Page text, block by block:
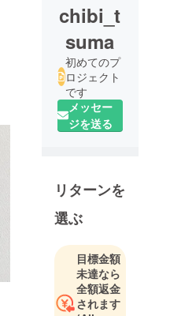
chibi_t
suma
初めてのプ
ロジェクト
です
メッセー
ジを送る
リターンを
選ぶ
目標金額
未達なら
全額返金
されます